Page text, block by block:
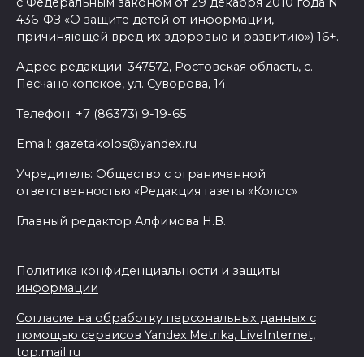
436-ФЗ «О защите детей от информации,
причиняющей вред их здоровью и развитию») 16+.
Адрес редакции: 347572, Ростовская область, с.
Песчанокопское, ул. Суворова, 14.
Телефон: +7 (86373) 9-19-65
Email: gazetakolos@yandex.ru
Учредитель: Общество с ограниченной
ответственностью «Редакция газеты «Колос»
Главный редактор Алфимова Н.В.
Политика конфиденциальности и защиты
информации
Согласие на обработку персональных данных с
помощью сервисов Yandex.Metrika, LiveInternet,
top.mail.ru